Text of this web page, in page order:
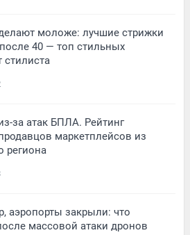
моложе: лучшие стрижки
40 — топ стильных
стилиста
за атак БПЛА. Рейтинг
маркетплейсов из
региона
аэропорты закрыли: что
массовой атаки дронов